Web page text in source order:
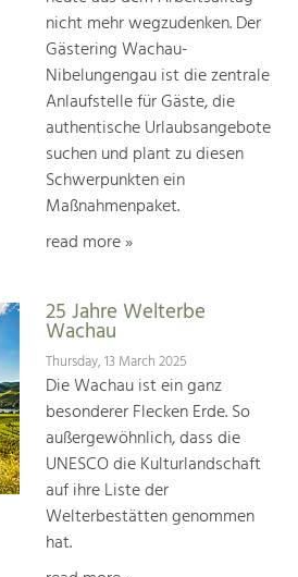
nicht mehr wegzudenken. Der
Gästering Wachau-
Nibelungengau ist die zentrale
Anlaufstelle für Gäste, die
authentische Urlaubsangebote
suchen und plant zu diesen
Schwerpunkten ein
Maßnahmenpaket.
read more »
25 Jahre Welterbe
Wachau
Thursday, 13 March 2025
Die Wachau ist ein ganz
besonderer Flecken Erde. So
außergewöhnlich, dass die
UNESCO die Kulturlandschaft
auf ihre Liste der
Welterbestätten genommen
hat.